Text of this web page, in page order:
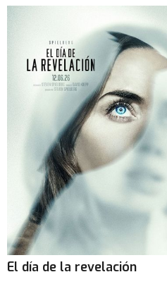
El día de la revelación